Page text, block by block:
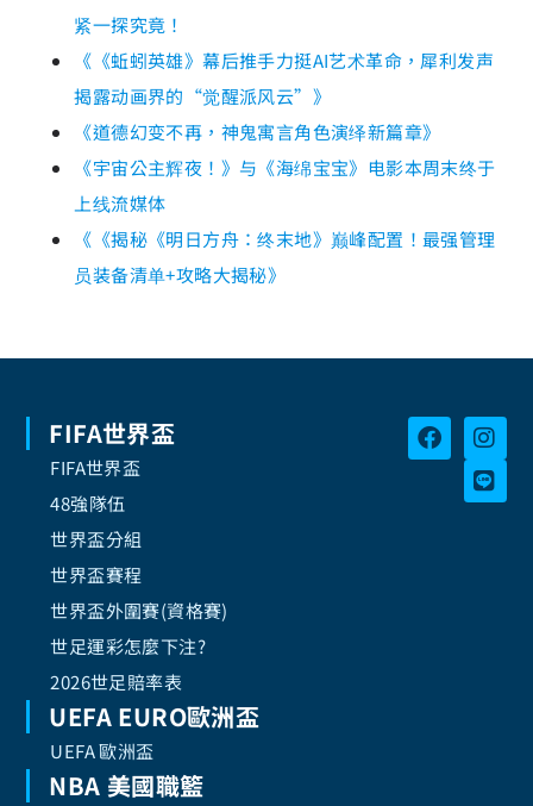
紧一探究竟！
《《蚯蚓英雄》幕后推手力挺AI艺术革命，犀利发声
揭露动画界的“觉醒派风云”》
《道德幻变不再，神鬼寓言角色演绎新篇章》
《宇宙公主辉夜！》与《海绵宝宝》电影本周末终于
上线流媒体
《《揭秘《明日方舟：终末地》巅峰配置！最强管理
员装备清单+攻略大揭秘》
FIFA世界盃
FIFA世界盃
48強隊伍
世界盃分組
世界盃賽程
世界盃外圍賽(資格賽)
世足運彩怎麼下注?
2026世足賠率表
UEFA EURO歐洲盃
UEFA 歐洲盃
NBA 美國職籃